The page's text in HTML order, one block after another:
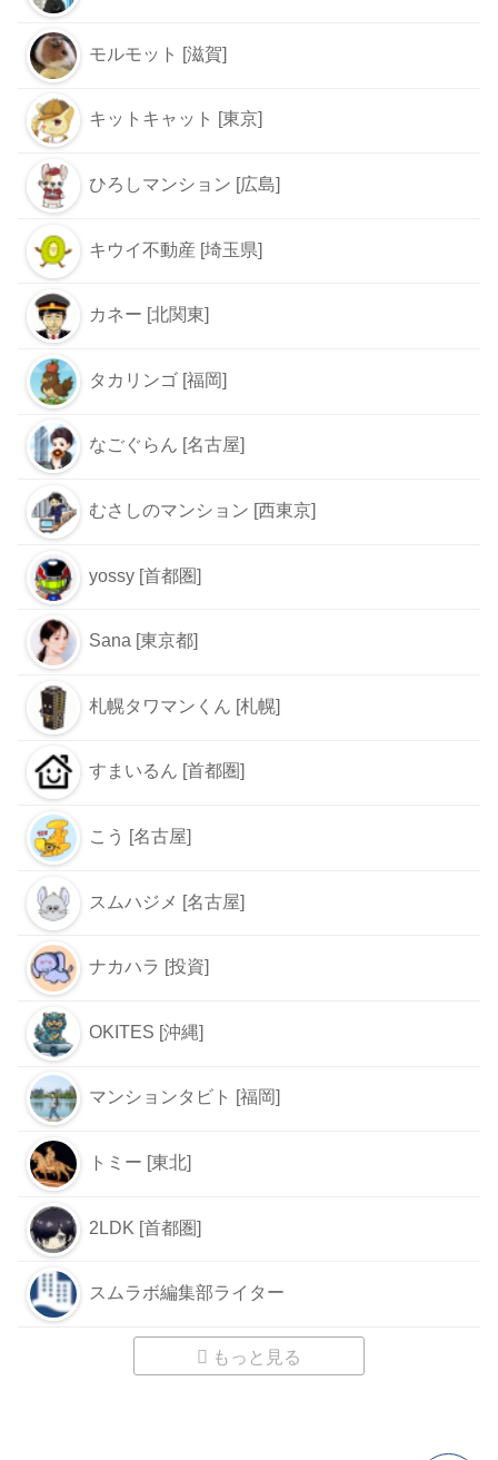
モルモット [滋賀]
キットキャット [東京]
ひろしマンション [広島]
キウイ不動産 [埼玉県]
カネー [北関東]
タカリンゴ [福岡]
なごぐらん [名古屋]
むさしのマンション [西東京]
yossy [首都圏]
Sana [東京都]
札幌タワマンくん [札幌]
すまいるん [首都圏]
こう [名古屋]
スムハジメ [名古屋]
ナカハラ [投資]
OKITES [沖縄]
マンションタビト [福岡]
トミー [東北]
2LDK [首都圏]
スムラボ編集部ライター
もっと見る